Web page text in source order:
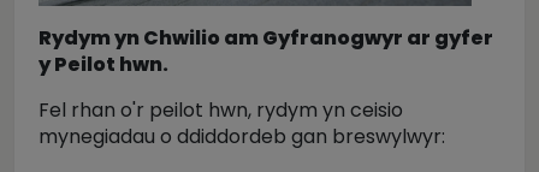
Rydym yn Chwilio am Gyfranogwyr ar gyfer
y Peilot hwn.
Fel rhan o'r peilot hwn, rydym yn ceisio
mynegiadau o ddiddordeb gan breswylwyr: